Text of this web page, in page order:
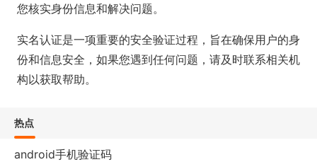
您核实身份信息和解决问题。
实名认证是一项重要的安全验证过程，旨在确保用户的身
份和信息安全，如果您遇到任何问题，请及时联系相关机
构以获取帮助。
热点
android手机验证码